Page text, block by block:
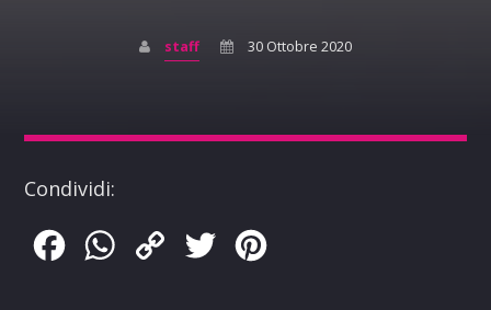
staff 30 Ottobre 2020
Condividi:
FacebookWhatsApp
Copy
Twitter